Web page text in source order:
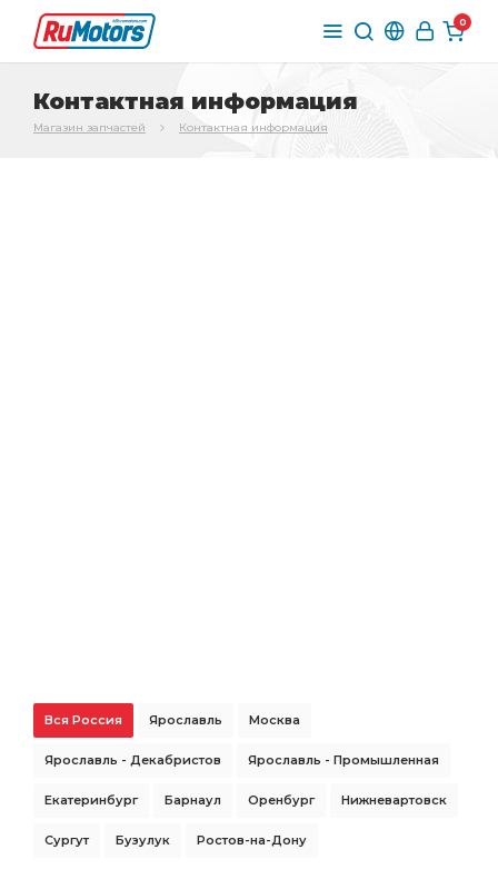
0
Контактная информация
Магазин запчастей Контактная информация
Вся Россия Ярославль Москва
Ярославль - Декабристов Ярославль - Промышленная
Екатеринбург Барнаул Оренбург Нижневартовск
Сургут Бузулук Ростов-на-Дону